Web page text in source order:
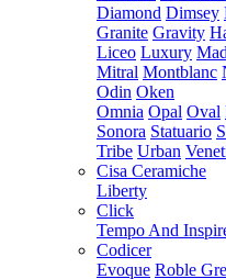
Diamond Dimsey
Granite Gravity
Liceo Luxury
Mitral Montblanc
Odin Oken
Omnia Opal Oval
Sonora Statuario
Tribe Urban
Cisa Ceramiche
Liberty
Click
Tempo And
Codicer
Evoque Roble